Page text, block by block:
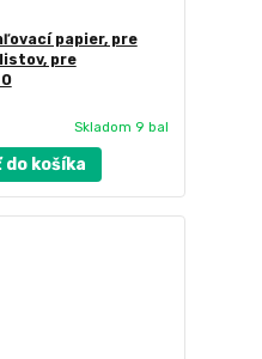
papier, pre
pre
Skladom 9 bal
do košíka